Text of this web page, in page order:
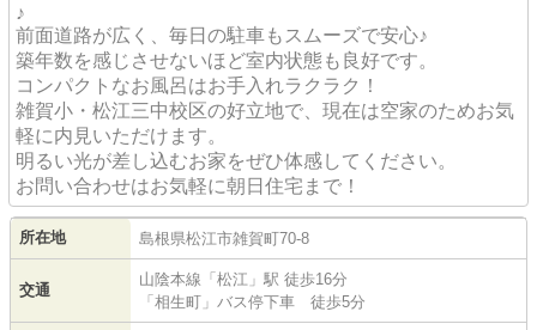
♪
前面道路が広く、毎日の駐車もスムーズで安心♪
築年数を感じさせないほど室内状態も良好です。
コンパクトなお風呂はお手入れラクラク！
雑賀小・松江三中校区の好立地で、現在は空家のためお気
軽に内見いただけます。
明るい光が差し込むお家をぜひ体感してください。
お問い合わせはお気軽に朝日住宅まで！
所在地 島根県松江市雑賀町70-8
交通
山陰本線 「 松江 」駅 徒歩16分
「相生町」バス停下車 徒歩5分